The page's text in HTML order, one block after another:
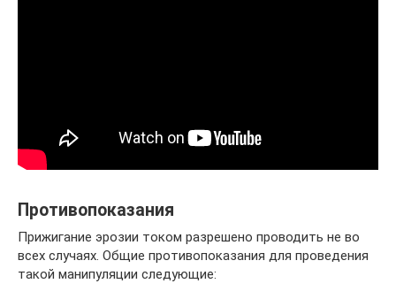
Противопоказания
Прижигание эрозии током разрешено проводить не во
всех случаях. Общие противопоказания для проведения
такой манипуляции следующие: